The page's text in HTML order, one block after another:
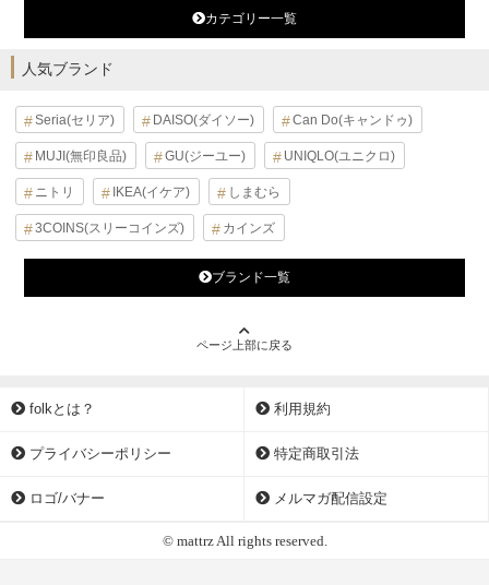
カテゴリー一覧
人気ブランド
Seria(セリア) DAISO(ダイソー) Can Do(キャンドゥ)
MUJI(無印良品) GU(ジーユー) UNIQLO(ユニクロ)
ニトリ IKEA(イケア) しまむら
3COINS(スリーコインズ) カインズ
ブランド一覧
ページ上部に戻る
folkとは？ 利用規約
プライバシーポリシー 特定商取引法
ロゴ/バナー メルマガ配信設定
© mattrz All rights reserved.